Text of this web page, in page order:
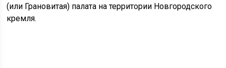
(или Грановитая) палата на территории Новгородского
кремля.